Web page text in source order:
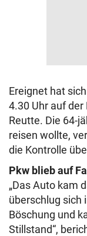
Ereignet hat
4.30 Uhr auf der
Reutte. Die 64-
reisen wollte,
die Kontrolle
Pkw blieb auf
„Das Auto kam
überschlug sich
Böschung und
Stillstand“,